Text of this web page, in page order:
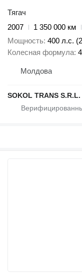
Тягач
2007
1 350 000 км
Мощность 400 л.с.
Колесная формула
Молдова
SOKOL TRANS S.R.L.